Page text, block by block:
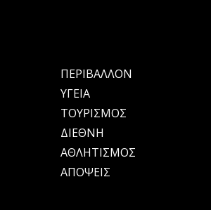
ΠΕΡΙΒΑΛΛΟΝ
ΥΓΕΙΑ
ΤΟΥΡΙΣΜΟΣ
ΔΙΕΘΝΗ
ΑΘΛΗΤΙΣΜΟΣ
ΑΠΟΨΕΙΣ